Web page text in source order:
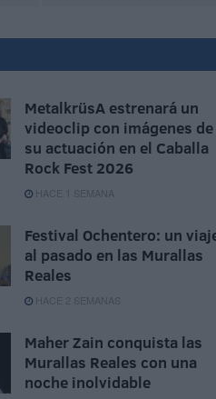
MetalkrüsA estrenará un
videoclip con imágenes de
su actuación en el Caballa
Rock Fest 2026
HACE 1 SEMANA
Festival Ochentero: un
al pasado en las Murallas
Reales
HACE 2 SEMANAS
Maher Zain conquista las
Murallas Reales con una
noche inolvidable